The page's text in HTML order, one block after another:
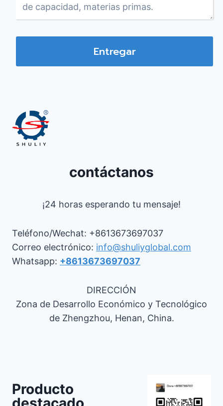
Entregar
contáctanos
¡24 horas esperando tu mensaje!
Teléfono/Wechat: +8613673697037
Correo electrónico: info@shuliyglobal.com
Whatsapp: +8613673697037
DIRECCIÓN
Zona de Desarrollo Económico y Tecnológico
de Zhengzhou, Henan, China.
Producto